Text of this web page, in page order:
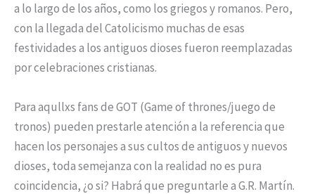
a lo largo de los años, como los griegos y romanos. Pero,
con la llegada del Catolicismo muchas de esas
festividades a los antiguos dioses fueron reemplazadas
por celebraciones cristianas.
Para aqullxs fans de GOT (Game of thrones/juego de
tronos) pueden prestarle atención a la referencia que
hacen los personajes a sus cultos de antiguos y nuevos
dioses, toda semejanza con la realidad no es pura
coincidencia, ¿o si? Habrá que preguntarle a G.R. Martín.